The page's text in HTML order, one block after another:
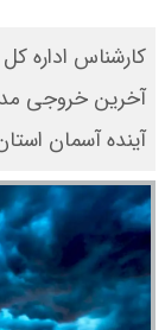
کارشناس اداره
آخرین خروجی
آینده آسمان